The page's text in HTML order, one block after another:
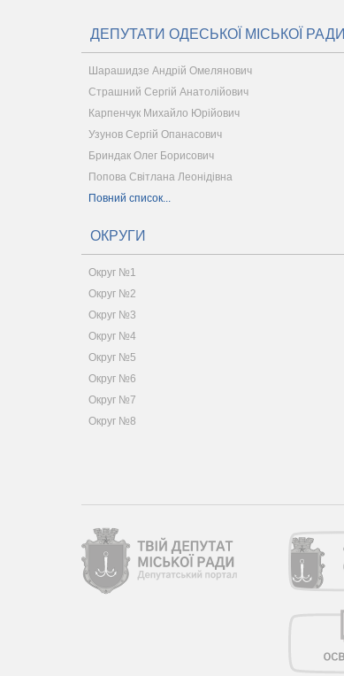
ДЕПУТАТИ ОДЕСЬКОЇ МІСЬКОЇ РАДИ
Шарашидзе Андрій Омелянович
Страшний Сергій Анатолійович
Карпенчук Михайло Юрійович
Узунов Сергій Опанасович
Бриндак Олег Борисович
Попова Світлана Леонідівна
Повний список...
ОКРУГИ
Округ №1
Округ №2
Округ №3
Округ №4
Округ №5
Округ №6
Округ №7
Округ №8